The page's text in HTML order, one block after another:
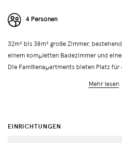
4 Personen
32m² bis 38m² große Zimmer,
einem kompletten Badezimmer und
Die Familienapartments bieten Platz für
Mehr lesen
EINRICHTUNGEN